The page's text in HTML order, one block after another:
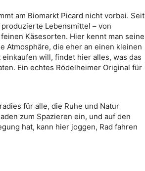
am Biomarkt Picard nicht vorbei. Seit
Lebensmittel – von
Käsesorten. Hier kennt man seine
Atmosphäre, die eher an einen kleinen
will, findet hier alles, was das
Ein echtes Rödelheimer Original für
für alle, die Ruhe und Natur
zum Spazieren ein, und auf den
hat, kann hier joggen, Rad fahren